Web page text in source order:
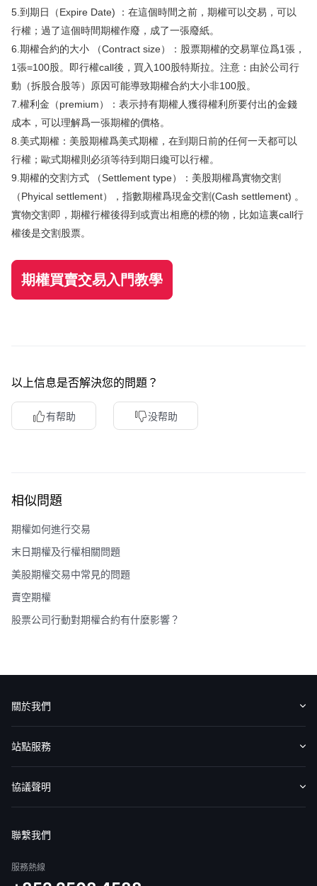
5.到期日（Expire Date) ：在這個時間之前，期權可以交易，可以
行權；過了這個時間期權作廢，成了一張廢紙。
6.期權合約的大小 （Contract size）：股票期權的交易單位爲1張，
1張=100股。即行權call後，買入100股特斯拉。注意：由於公司行
動（拆股合股等）原因可能導致期權合約大小非100股。
7.權利金（premium）：表示持有期權人獲得權利所要付出的金錢
成本，可以理解爲一張期權的價格。
8.美式期權：美股期權爲美式期權，在到期日前的任何一天都可以
行權；歐式期權則必須等待到期日纔可以行權。
9.期權的交割方式 （Settlement type）：美股期權爲實物交割
（Phyical settlement），指數期權爲現金交割(Cash settlement) 。
實物交割即，期權行權後得到或賣出相應的標的物，比如這裏call行
權後是交割股票。
期權買賣交易入門教學
以上信息是否解決您的問題？
有帮助 没帮助
相似問題
期權如何進行交易
末日期權及行權相關問題
美股期權交易中常見的問題
賣空期權
股票公司行動對期權合約有什麼影響？
關於我們
認識華盛
媒體報導
意見反饋
站點服務
收費標準
交易工具
幫助中心
協議聲明
聯繫我們
服務熱線